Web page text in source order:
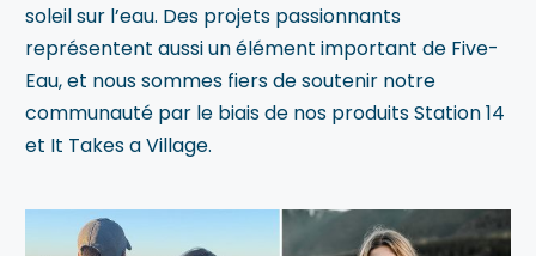
soleil sur l’eau. Des projets passionnants
représentent aussi un élément important de Five-
Eau, et nous sommes fiers de soutenir notre
communauté par le biais de nos produits Station 14
et It Takes a Village.